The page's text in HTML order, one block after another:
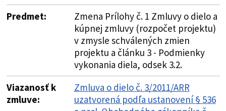
Predmet:
Zmena Prílohy č. 1 Zmluvy o dielo a
kúpnej zmluvy (rozpočet projektu)
v zmysle schválených zmien
projektu a článku 3 - Podmienky
vykonania diela, odsek 3.2.
Viazanosť k
zmluve:
Zmluva o dielo č. 3/2011/ARR
uzatvorená podľa ustanovení § 536